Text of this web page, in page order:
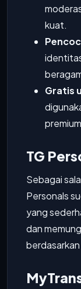
kuat.
Gratis
TG
Sebagai
Personals
yang
dan